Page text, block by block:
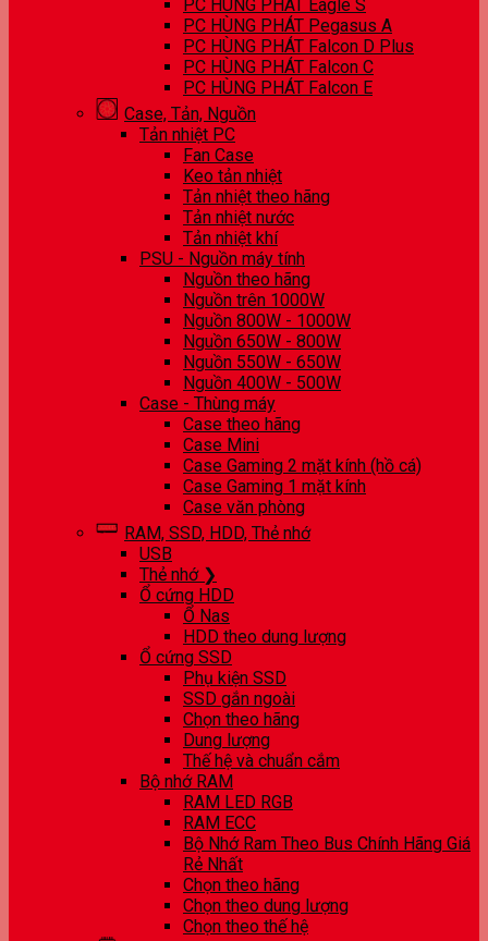
PC HÙNG PHÁT Eagle S
PC HÙNG PHÁT Pegasus A
PC HÙNG PHÁT Falcon D Plus
PC HÙNG PHÁT Falcon C
PC HÙNG PHÁT Falcon E
Case, Tản, Nguồn
Tản nhiệt PC
Fan Case
Keo tản nhiệt
Tản nhiệt theo hãng
Tản nhiệt nước
Tản nhiệt khí
PSU - Nguồn máy tính
Nguồn theo hãng
Nguồn trên 1000W
Nguồn 800W - 1000W
Nguồn 650W - 800W
Nguồn 550W - 650W
Nguồn 400W - 500W
Case - Thùng máy
Case theo hãng
Case Mini
Case Gaming 2 mặt kính (hồ cá)
Case Gaming 1 mặt kính
Case văn phòng
RAM, SSD, HDD, Thẻ nhớ
USB
Thẻ nhớ ❯
Ổ cứng HDD
Ổ Nas
HDD theo dung lượng
Ổ cứng SSD
Phụ kiện SSD
SSD gắn ngoài
Chọn theo hãng
Dung lượng
Thế hệ và chuẩn cắm
Bộ nhớ RAM
RAM LED RGB
RAM ECC
Bộ Nhớ Ram Theo Bus Chính Hãng Giá
Rẻ Nhất
Chọn theo hãng
Chọn theo dung lượng
Chọn theo thế hệ